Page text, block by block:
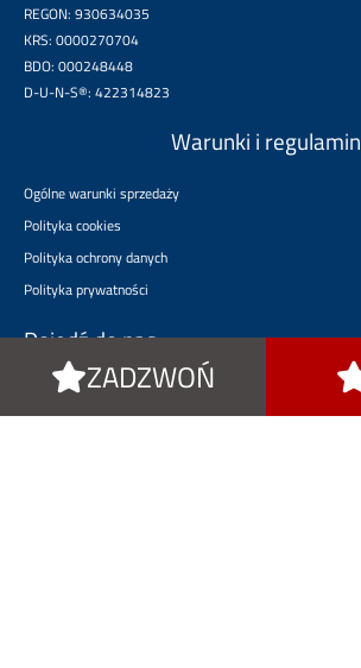
ZADZWOŃ
REGON: 930634035
KRS: 0000270704
BDO: 000248448
D-U-N-S®: 422314823
Warunki i regulamin
Ogólne warunki sprzedaży
Polityka cookies
Polityka ochrony danych
Polityka prywatności
Dojedź do nas